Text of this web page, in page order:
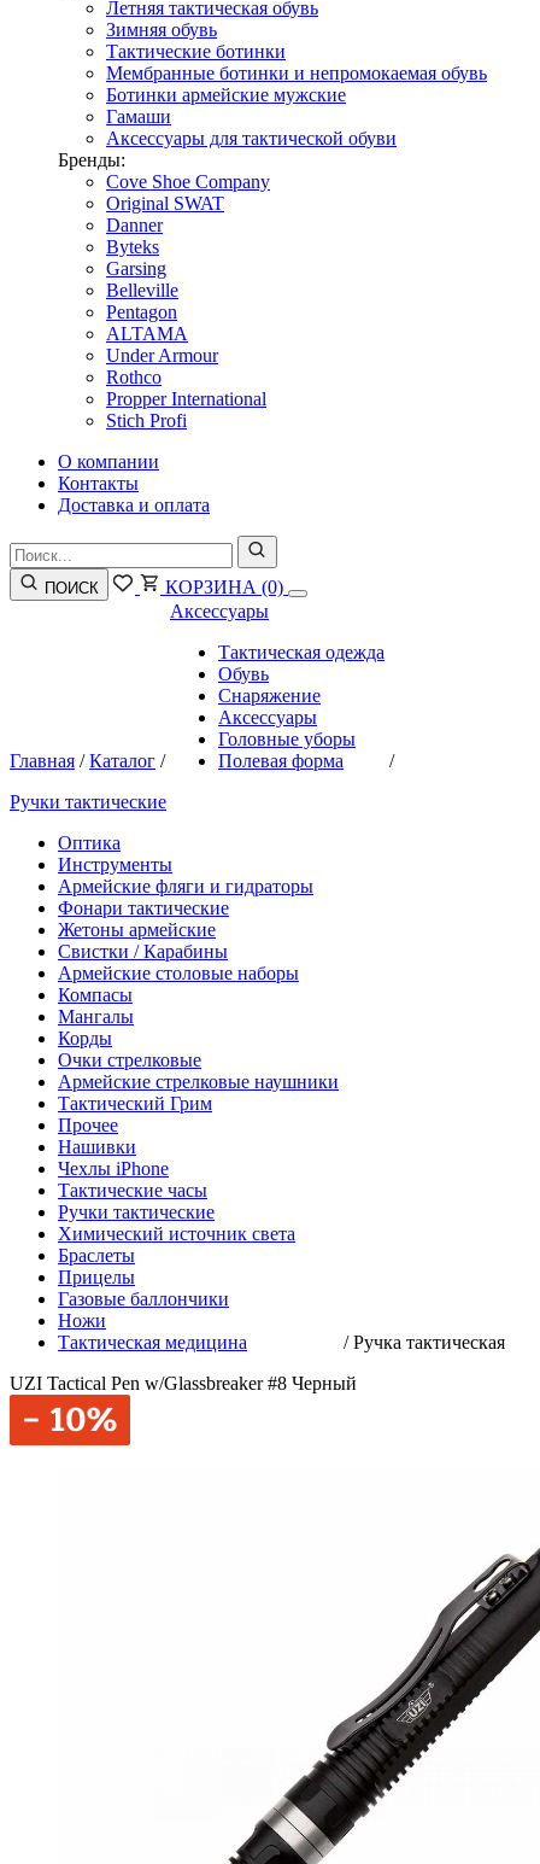
Летняя тактическая обувь
Зимняя обувь
Тактические ботинки
Мембранные ботинки и непромокаемая обувь
Ботинки армейские мужские
Гамаши
Аксессуары для тактической обуви
Бренды:
Cove Shoe Company
Original SWAT
Danner
Byteks
Garsing
Belleville
Pentagon
ALTAMA
Under Armour
Rothco
Propper International
Stich Profi
О компании
Контакты
Доставка и оплата
ПОИСК КОРЗИНА (0)
Главная /Каталог /
Аксессуары
Тактическая одежда
Обувь
Снаряжение
Аксессуары
Головные уборы
Полевая форма
/
Ручки тактические
Оптика
Инструменты
Армейские фляги и гидраторы
Фонари тактические
Жетоны армейские
Свистки / Карабины
Армейские столовые наборы
Компасы
Мангалы
Корды
Очки стрелковые
Армейские стрелковые наушники
Тактический Грим
Прочее
Нашивки
Чехлы iPhone
Тактические часы
Ручки тактические
Химический источник света
Браслеты
Прицелы
Газовые баллончики
Ножи
Тактическая медицина
/Ручка тактическая
UZI Tactical Pen w/Glassbreaker #8 Черный